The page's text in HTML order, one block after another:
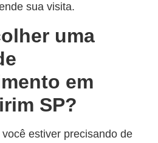
sua visita.
uma
em
SP?
estiver precisando de